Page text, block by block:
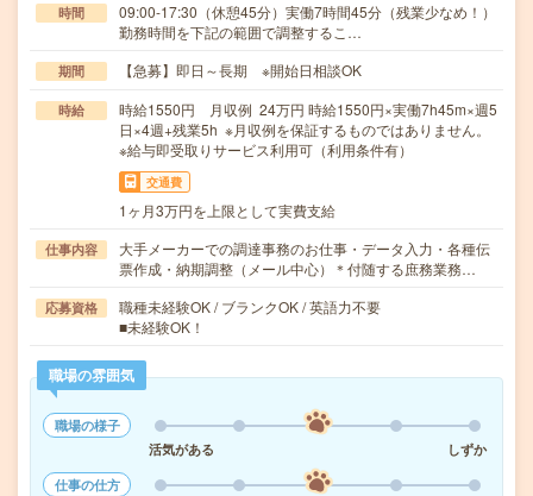
時間
09:00-17:30（休憩45分）実働7時間45分（残業少なめ！）
勤務時間を下記の範囲で調整するこ…
期間 【急募】即日～長期 ※開始日相談OK
時給
時給1550円 月収例 24万円 時給1550円×実働7h45m×週5
日×4週+残業5h ※月収例を保証するものではありません。
※給与即受取りサービス利用可（利用条件有）
交通費
1ヶ月3万円を上限として実費支給
仕事内容
大手メーカーでの調達事務のお仕事・データ入力・各種伝
票作成・納期調整（メール中心）＊付随する庶務業務…
応募資格
職種未経験OK / ブランクOK / 英語力不要
■未経験OK！
職場の雰囲気
職場の様子
活気がある
しずか
仕事の仕方